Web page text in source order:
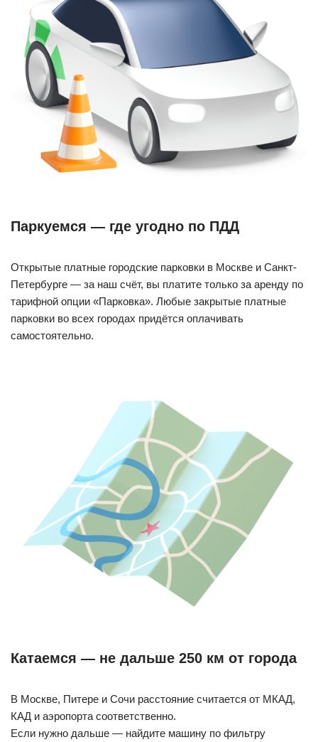
Паркуемся — где угодно по ПДД
Открытые платные городские парковки в Москве и Санкт-
Петербурге — за наш счёт, вы платите только за аренду по
тарифной опции «Парковка». Любые закрытые платные
парковки во всех городах придётся оплачивать
самостоятельно.
Катаемся — не дальше 250 км от города
В Москве, Питере и Сочи расстояние считается от МКАД,
КАД и аэропорта соответственно.
Если нужно дальше — найдите машину по фильтру